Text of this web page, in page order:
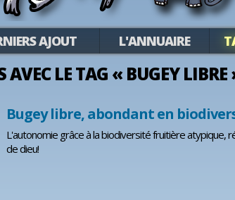
AJOUT L'ANNUAIRE
AVEC LE TAG « BUGEY LIBRE
Bugey libre, abondant en
L'autonomie grâce à la biodiversité fruitière atypique,
de dieu!